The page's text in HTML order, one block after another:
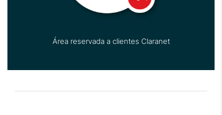
Área reservada a clientes Claranet